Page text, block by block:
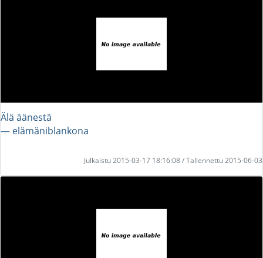
Älä äänestä
― elämäniblankona
Julkaistu 2015-03-17 18:16:08 / Tallennettu 2015-06-03